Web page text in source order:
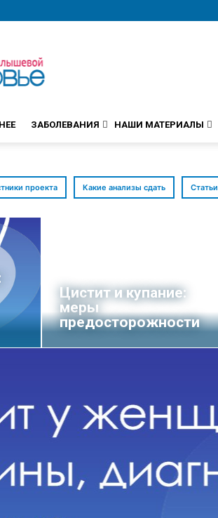
ЗАБОЛЕВАНИЯ НАШИ МАТЕРИАЛЫ
проекта Какие анализы сдать Статьи
Цистит и купание:
меры
предосторожности